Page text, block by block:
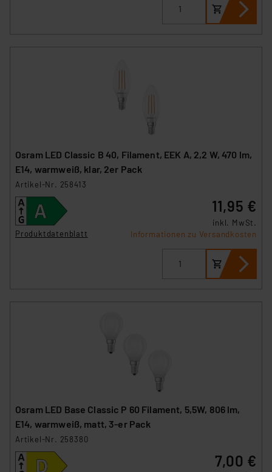
Osram LED Classic B 40, Filament, EEK A, 2,2 W, 470 lm,
E14, warmweiß, klar, 2er Pack
Artikel-Nr. 258413
Produktdatenblatt
11,95 €
inkl. MwSt.
Informationen zu Versandkosten
Osram LED Base Classic P 60 Filament, 5,5W, 806 lm,
E14, warmweiß, matt, 3-er Pack
Artikel-Nr. 258380
7,00 €